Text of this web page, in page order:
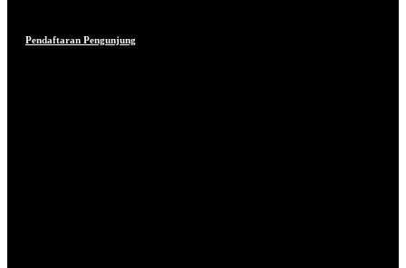
Pendaftaran Pengunjung